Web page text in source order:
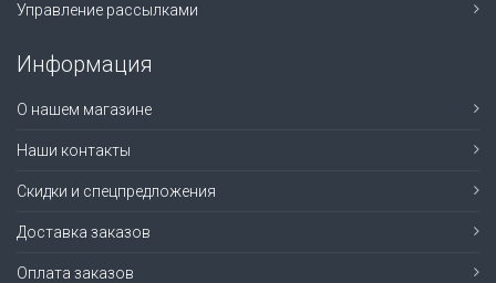
Управление рассылками
Информация
О нашем магазине
Наши контакты
Скидки и спецпредложения
Доставка заказов
Оплата заказов